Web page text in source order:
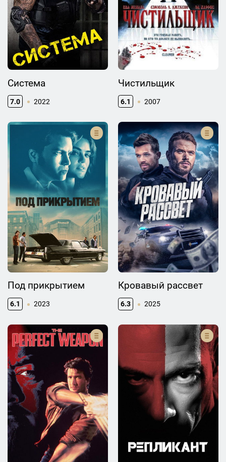
Система
7.0 2022
Чистильщик
6.1 2007
Под прикрытием
6.1 2023
Кровавый рассвет
6.3 2025